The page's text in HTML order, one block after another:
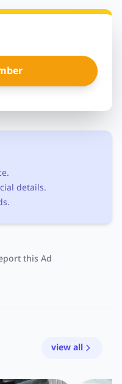
details.
this Ad
view all